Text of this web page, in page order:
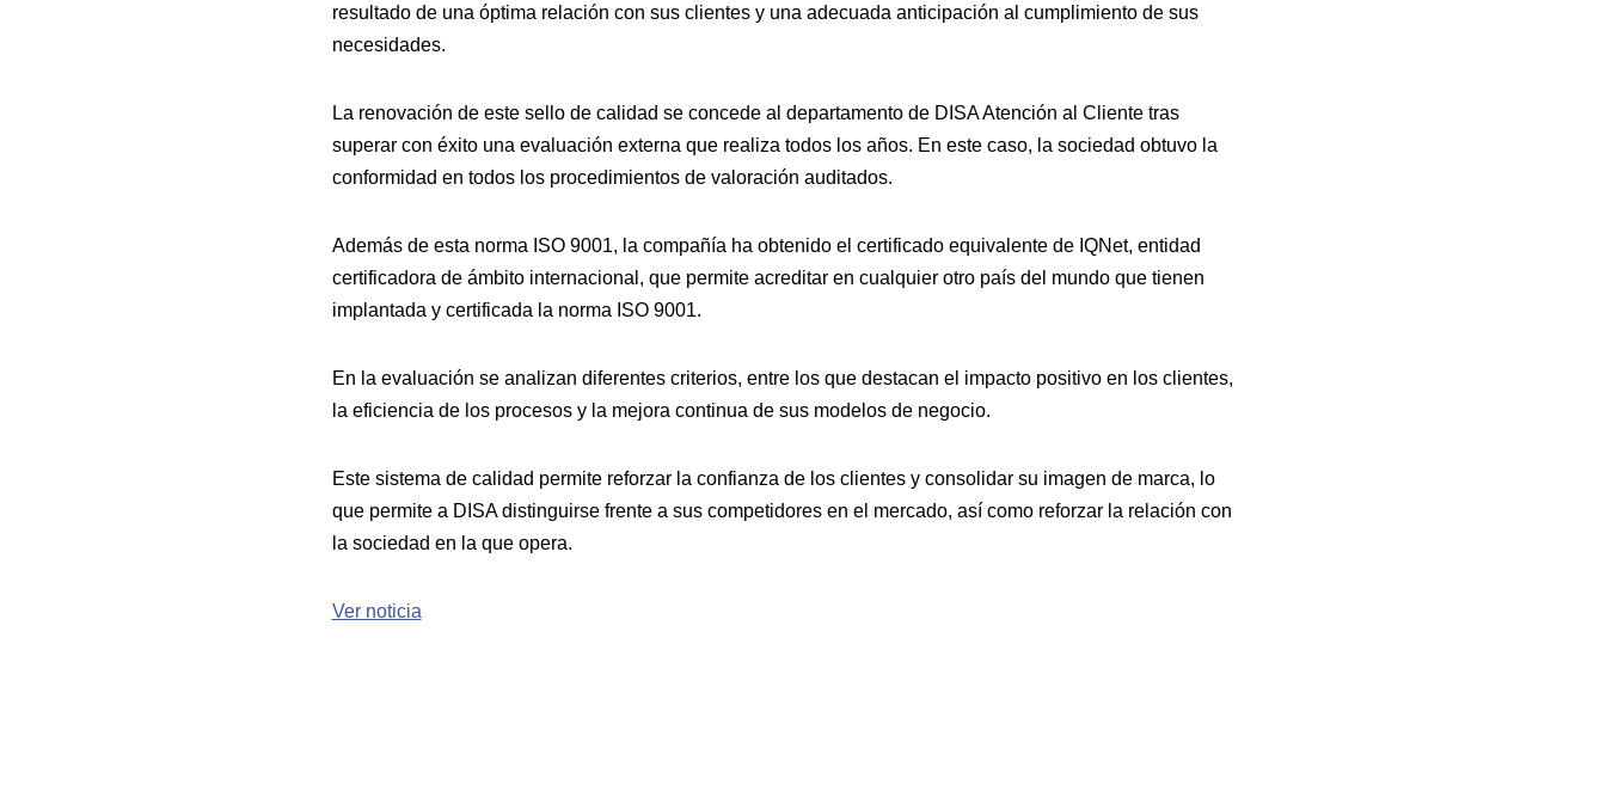
resultado de una óptima relación con sus clientes y una adecuada anticipación al cumplimiento de sus
necesidades.
La renovación de este sello de calidad se concede al departamento de DISA Atención al Cliente tras
superar con éxito una evaluación externa que realiza todos los años. En este caso, la sociedad obtuvo la
conformidad en todos los procedimientos de valoración auditados.
Además de esta norma ISO 9001, la compañía ha obtenido el certificado equivalente de IQNet, entidad
certificadora de ámbito internacional, que permite acreditar en cualquier otro país del mundo que tienen
implantada y certificada la norma ISO 9001.
En la evaluación se analizan diferentes criterios, entre los que destacan el impacto positivo en los clientes,
la eficiencia de los procesos y la mejora continua de sus modelos de negocio.
Este sistema de calidad permite reforzar la confianza de los clientes y consolidar su imagen de marca, lo
que permite a DISA distinguirse frente a sus competidores en el mercado, así como reforzar la relación con
la sociedad en la que opera.
Ver noticia